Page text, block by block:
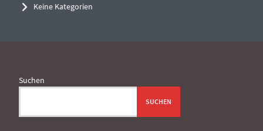
Keine Kategorien
Suchen
SUCHEN